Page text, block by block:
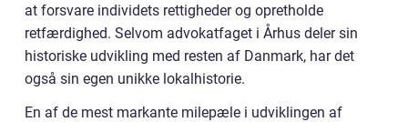
at forsvare individets rettigheder og opretholde
retfærdighed. Selvom advokatfaget i Århus deler sin
historiske udvikling med resten af Danmark, har det
også sin egen unikke lokalhistorie.
En af de mest markante milepæle i udviklingen af